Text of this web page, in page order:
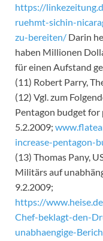
https://
ruehmt-sichin-
zu-bereiten/ Darin
haben Millionen
für einen Aufstand
(11) Robert Parry,
(12) Vgl. zum
Pentagon budget for
5.2.2009;
increase-pentagon-
(13) Thomas Pany,
Militärs auf
9.2.2009;
https://
Chef-beklagt-den-
unabhaengige-